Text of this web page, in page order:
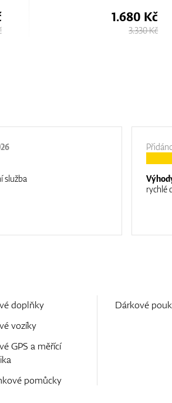
Kč
služba
rychlé
doplňky
vozíky
GPS a měřící
pomůcky
Dárkové